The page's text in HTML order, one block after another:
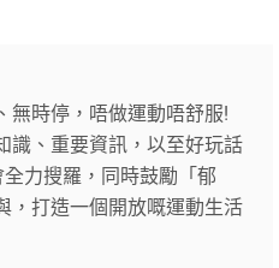
無時停，唔做運動唔舒服!
識、重要資訊，以至好玩話
力搜羅，同時鼓勵「郁
，打造一個開放嘅運動生活